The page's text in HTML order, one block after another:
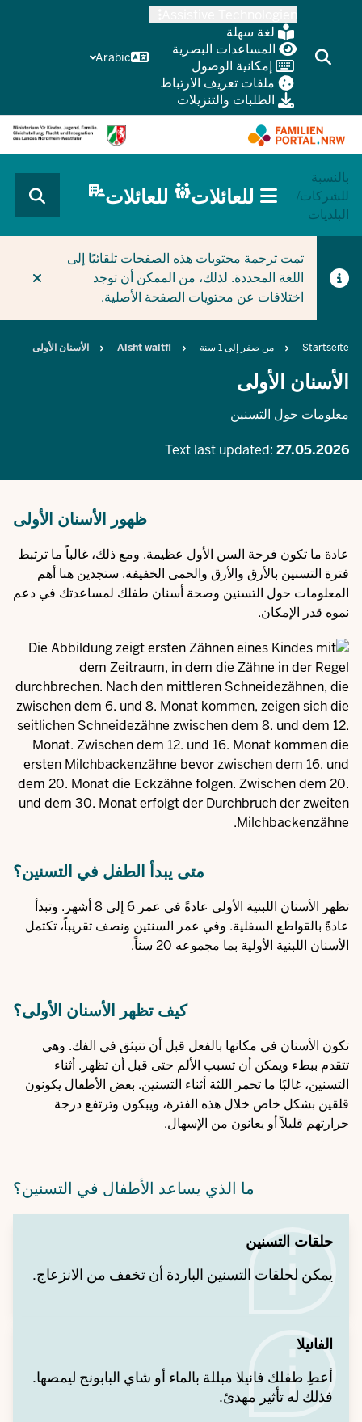
content
لغة سهلة
المساعدات البصرية
إمكانية الوصول
ملفات تعريف الارتباط
الطلبات والتنزيلات
Arabic
بالنسبة
للشركات/
البلديات
CURRENT SECTION للعائلات
HAUPTNAVIGATION
(BÜRGERBEREICH
للعائلات للعائلات
تمت ترجمة محتويات هذه الصفحات تلقائيًا إلى
اللغة المحددة. لذلك، من الممكن أن توجد
اختلافات عن محتويات الصفحة الأصلية.
Breadcrumb
Startseite من صفر إلى 1 سنة Alsht waltfl الأسنان الأولى
الأسنان الأولى
معلومات حول التسنين
Text last updated: 27.05.2026
ظهور الأسنان الأولى
عادة ما تكون فرحة السن الأول عظيمة. ومع ذلك، غالباً ما ترتبط
فترة التسنين بالأرق والأرق والحمى الخفيفة. ستجدين هنا أهم
المعلومات حول التسنين وصحة أسنان طفلك لمساعدتك في دعم
نموه قدر الإمكان.
متى يبدأ الطفل في التسنين؟
تظهر الأسنان اللبنية الأولى عادةً في عمر 6 إلى 8 أشهر. وتبدأ
عادةً بالقواطع السفلية. وفي عمر السنتين ونصف تقريباً، تكتمل
الأسنان اللبنية الأولية بما مجموعه 20 سناً.
كيف تظهر الأسنان الأولى؟
تكون الأسنان في مكانها بالفعل قبل أن تنبثق في الفك. وهي
تتقدم ببطء ويمكن أن تسبب الألم حتى قبل أن تظهر. أثناء
التسنين، غالبًا ما تحمر اللثة أثناء التسنين. بعض الأطفال يكونون
قلقين بشكل خاص خلال هذه الفترة، ويبكون وترتفع درجة
حرارتهم قليلاً أو يعانون من الإسهال.
ما الذي يساعد الأطفال في التسنين؟
حلقات التسنين
يمكن لحلقات التسنين الباردة أن تخفف من الانزعاج.
الفانيلا
أعطِ طفلك فانيلا مبللة بالماء أو شاي البابونج ليمصها.
فذلك له تأثير مهدئ.